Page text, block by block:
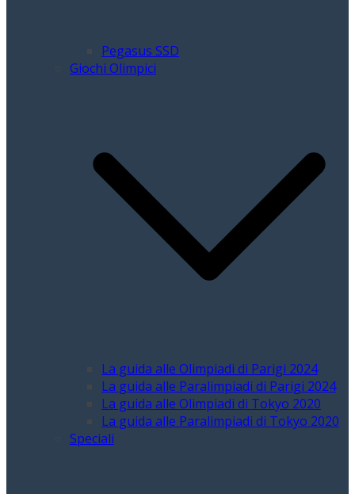
Pegasus SSD
Giochi Olimpici
La guida alle Olimpiadi di Parigi 2024
La guida alle Paralimpiadi di Parigi 2024
La guida alle Olimpiadi di Tokyo 2020
La guida alle Paralimpiadi di Tokyo 2020
Speciali